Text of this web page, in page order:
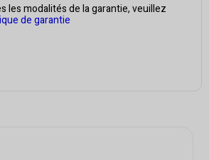
les modalités de la garantie, veuillez
de garantie